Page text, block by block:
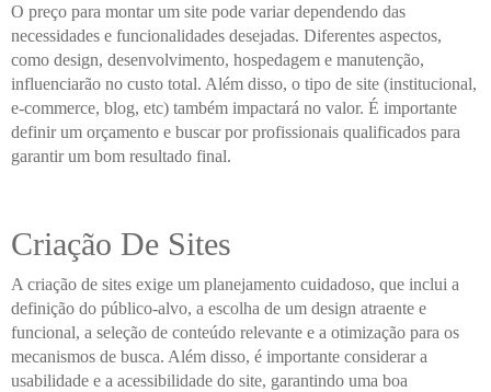
O preço para montar um site pode variar dependendo das
necessidades e funcionalidades desejadas. Diferentes aspectos,
como design, desenvolvimento, hospedagem e manutenção,
influenciarão no custo total. Além disso, o tipo de site (institucional,
e-commerce, blog, etc) também impactará no valor. É importante
definir um orçamento e buscar por profissionais qualificados para
garantir um bom resultado final.
Criação De Sites
A criação de sites exige um planejamento cuidadoso, que inclui a
definição do público-alvo, a escolha de um design atraente e
funcional, a seleção de conteúdo relevante e a otimização para os
mecanismos de busca. Além disso, é importante considerar a
usabilidade e a acessibilidade do site, garantindo uma boa